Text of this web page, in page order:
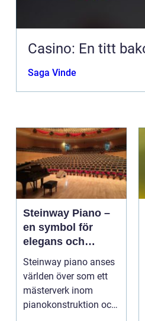
Casino: En titt
Saga Vinde
Steinway Piano –
en symbol för
elegans och
prestation
Steinway piano anses
världen över som ett
mästerverk inom
pianokonstruktion och